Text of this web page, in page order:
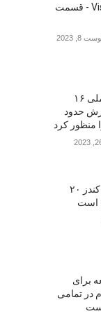
پادکست Vision 2030 - قسمت
8, 2023
کمیسیون تدارکات ملی ۱۶
حدود
منظور کرد
حاصلات خربوزه در کندز ۲۰
است
برای
در تمامی